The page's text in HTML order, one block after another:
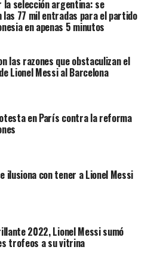
que Messi “ha fallado 5
en la Liga de
de estadísticas) recoge
que llevaron a Lionel Messi
los jugadores del PSG.
la selección argentina: se
las 77 mil entradas para el partido
en apenas 5 minutos
las razones que obstaculizan el
Lionel Messi al Barcelona
en París contra la reforma
ilusiona con tener a Lionel Messi
2022, Lionel Messi sumó
trofeos a su vitrina